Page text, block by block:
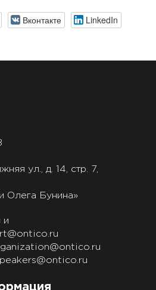
Вконтакте LinkedIn
ул., д. 14, стр. 7,
Олега Бунина»
и